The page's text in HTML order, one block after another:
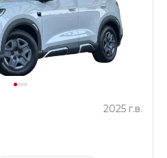
2025 г.в.